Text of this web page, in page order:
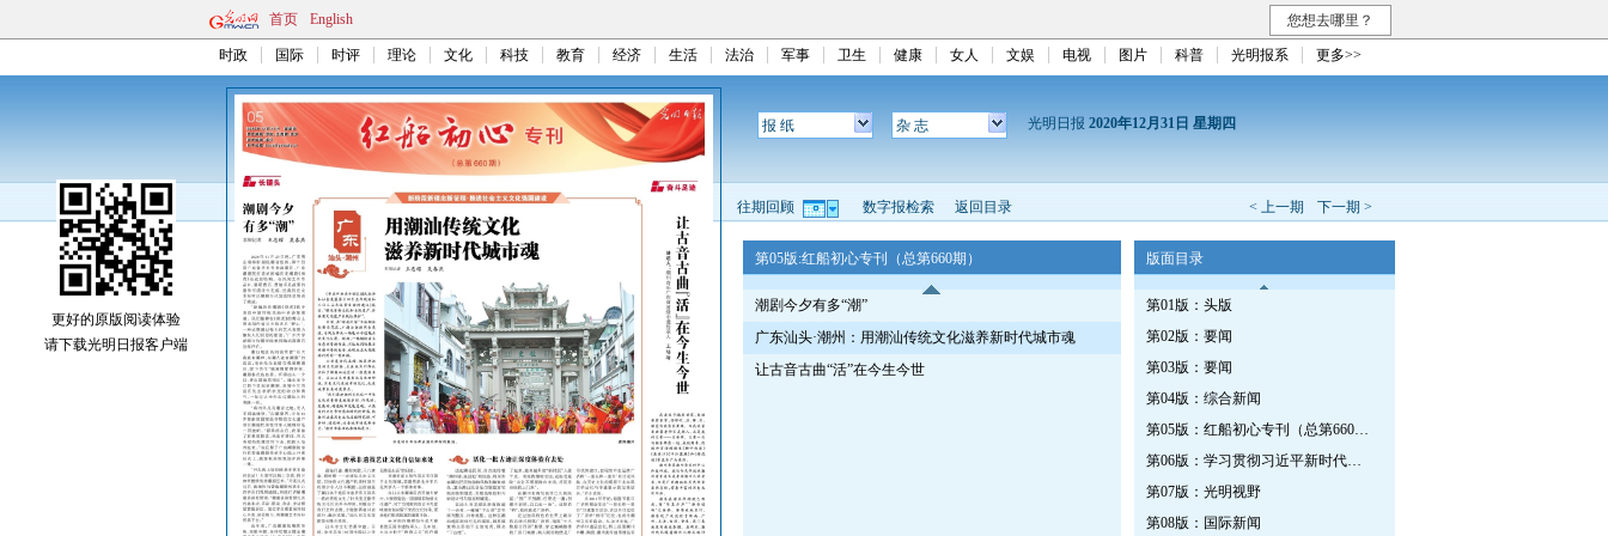
首页 English 您想去哪里？
时政 国际 时评 理论 文化 科技 教育 经济 生活 法治 军事 卫生 健康 女人 文娱 电视 图片 科普 光明报系 更多>>
报 纸 杂 志 光明日报 2020年12月31日 星期四
< 上一期 下一期 >
往期回顾 数字报检索 返回目录
第05版:红船初心专刊（总第660期）
潮剧今夕有多“潮”
广东汕头·潮州：用潮汕传统文化滋养新时代城市魂
让古音古曲“活”在今生今世
版面目录
第01版：头版
第02版：要闻
第03版：要闻
第04版：综合新闻
第05版：红船初心专刊（总第660期）
第06版：学习贯彻习近平新时代中国特色社会主义思想专刊（第663期）
第07版：光明视野
第08版：国际新闻
更好的原版阅读体验
请下载光明日报客户端